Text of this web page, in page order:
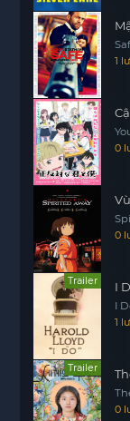
1
0
0
Trailer I
I
1
Trailer
0